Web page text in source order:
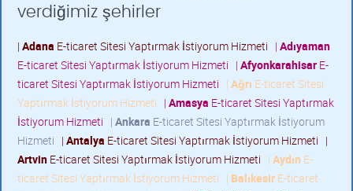
verdiğimiz şehirler
| Adana E-ticaret Sitesi Yaptırmak İstiyorum Hizmeti | Adıyaman
E-ticaret Sitesi Yaptırmak İstiyorum Hizmeti | Afyonkarahisar E-
ticaret Sitesi Yaptırmak İstiyorum Hizmeti | Ağrı E-ticaret Sitesi
Yaptırmak İstiyorum Hizmeti | Amasya E-ticaret Sitesi Yaptırmak
İstiyorum Hizmeti | Ankara E-ticaret Sitesi Yaptırmak İstiyorum
Hizmeti | Antalya E-ticaret Sitesi Yaptırmak İstiyorum Hizmeti |
Artvin E-ticaret Sitesi Yaptırmak İstiyorum Hizmeti | Aydın E-
ticaret Sitesi Yaptırmak İstiyorum Hizmeti | Balıkesir E-ticaret